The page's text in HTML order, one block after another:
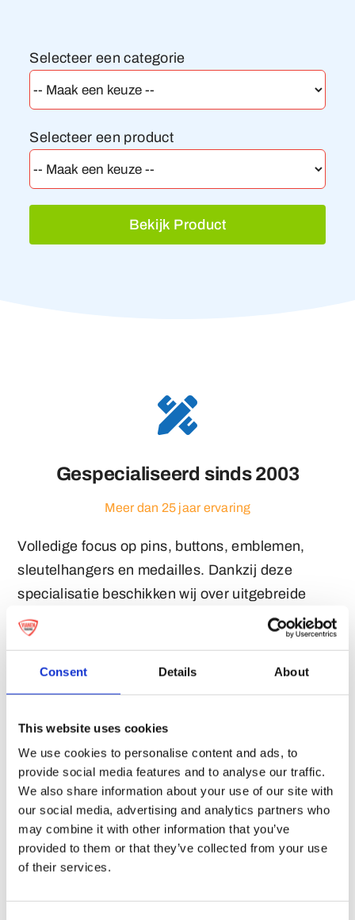
Consent Details About
This website uses cookies
We use cookies to personalise content and ads, to
provide social media features and to analyse our traffic.
We also share information about your use of our site with
our social media, advertising and analytics partners who
may combine it with other information that you’ve
provided to them or that they’ve collected from your use
of their services.
Selecteer een categorie
Selecteer een product
Gespecialiseerd sinds 2003
Meer dan 25 jaar ervaring
Volledige focus op pins, buttons, emblemen,
sleutelhangers en medailles. Dankzij deze
specialisatie beschikken wij over uitgebreide
productkennis en efficiënte productieprocessen.
Gratis drukproef
U ontvangt altijd eerst een digitale drukproef ter
goedkeuring. De productie start pas nadat u
volledig akkoord bent met het ontwerp en de